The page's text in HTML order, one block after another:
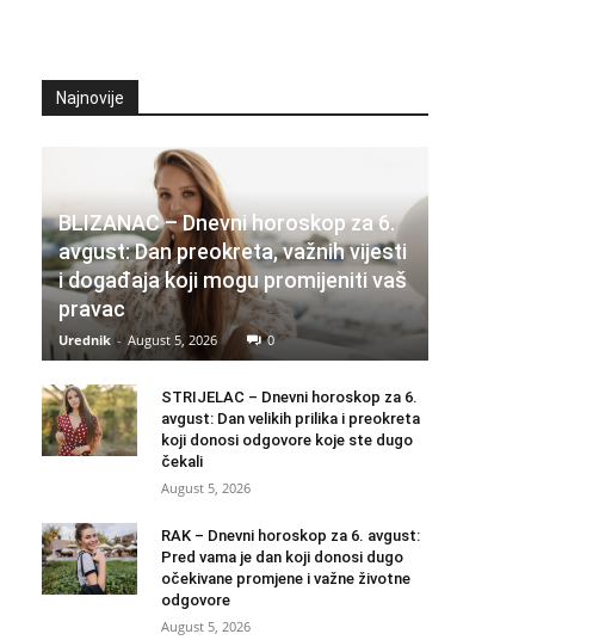
Najnovije
BLIZANAC – Dnevni horoskop za 6.
avgust: Dan preokreta, važnih vijesti
i događaja koji mogu promijeniti vaš
pravac
Urednik - August 5, 2026 0
STRIJELAC – Dnevni horoskop za 6.
avgust: Dan velikih prilika i preokreta
koji donosi odgovore koje ste dugo
čekali
August 5, 2026
RAK – Dnevni horoskop za 6. avgust:
Pred vama je dan koji donosi dugo
očekivane promjene i važne životne
odgovore
August 5, 2026